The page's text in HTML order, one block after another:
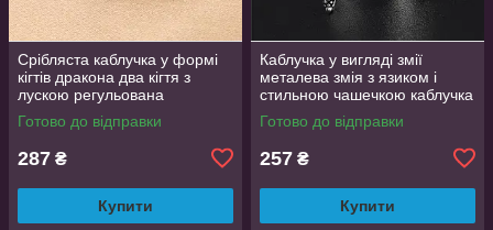
Срібляста каблучка у формі
кігтів дракона два кігтя з
лускою регульована
DragonClaw001
Готово до відправки
287 ₴
Купити
Каблучка у вигляді змії
металева змія з язиком і
стильною чашечкою каблучка
влада розмір регульований
Готово до відправки
257 ₴
Купити